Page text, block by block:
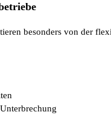
besonders von der